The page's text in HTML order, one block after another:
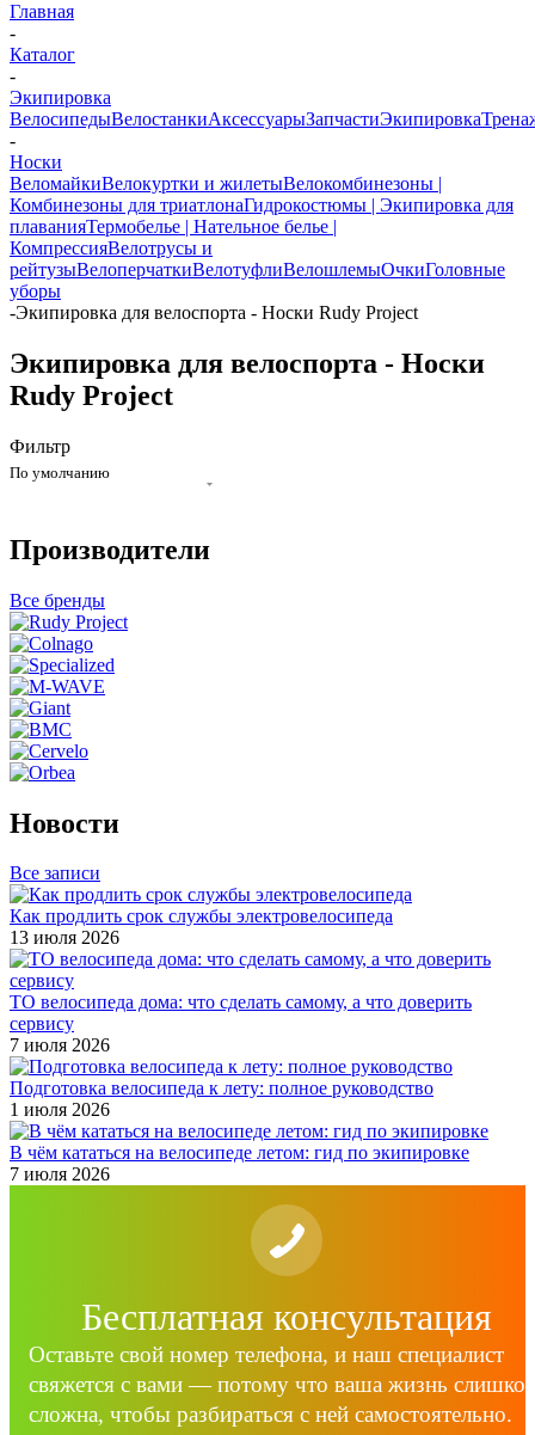
Главная
-
Каталог
-
Экипировка
ВелосипедыВелостанкиАксессуарыЗапчастиЭкипировка
-
Носки
ВеломайкиВелокуртки и жилетыВелокомбинезоны |
Комбинезоны для триатлонаГидрокостюмы | Экипировка для
плаванияТермобелье | Нательное белье |
КомпрессияВелотрусы и
рейтузыВелоперчаткиВелотуфлиВелошлемыОчкиГоловные
уборы
-Экипировка для велоспорта - Носки Rudy Project
Экипировка для велоспорта - Носки
Rudy Project
Фильтр
По умолчанию
Производители
Все бренды
Новости
Все записи
Как продлить срок службы электровелосипеда
13 июля 2026
ТО велосипеда дома: что сделать самому, а что доверить
сервису
7 июля 2026
Подготовка велосипеда к лету: полное руководство
1 июля 2026
В чём кататься на велосипеде летом: гид по экипировке
7 июля 2026
Бесплатная консультация
Оставьте свой номер телефона, и наш специалист
свяжется с вами — потому что ваша жизнь
сложна, чтобы разбираться с ней самостоятельно.